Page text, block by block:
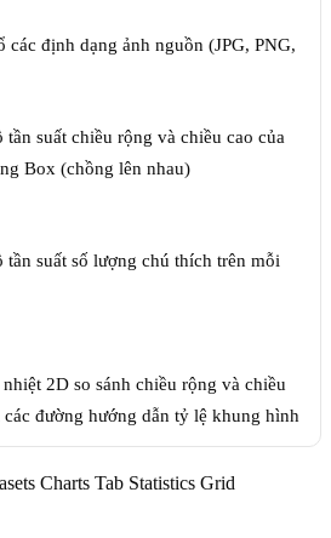
các định dạng ảnh nguồn (JPG, PNG,
tần suất chiều rộng và chiều cao của
Box (chồng lên nhau)
tần suất số lượng chú thích trên mỗi
2D so sánh chiều rộng và chiều
các đường hướng dẫn tỷ lệ khung hình